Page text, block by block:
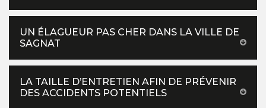
UN ÉLAGUEUR PAS CHER DANS LA VILLE DE
SAGNAT
LA TAILLE D’ENTRETIEN AFIN DE PRÉVENIR
DES ACCIDENTS POTENTIELS